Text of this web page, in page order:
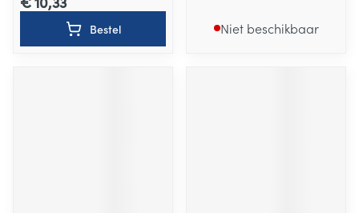
Bestel Niet beschikbaar